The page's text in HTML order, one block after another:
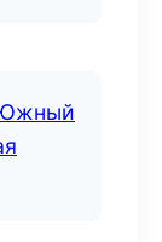
Южный